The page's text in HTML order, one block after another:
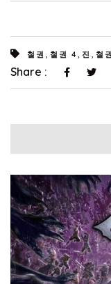
철권 철권 4 진 철
Share :